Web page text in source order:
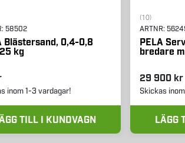
58502
Blästersand, 0,4-0,8
kg
inom 1-3 vardagar!
TILL I KUNDVAGN
(10)
ARTNR:
PELA
bredare
29 900 kr
Skickas
LÄGG